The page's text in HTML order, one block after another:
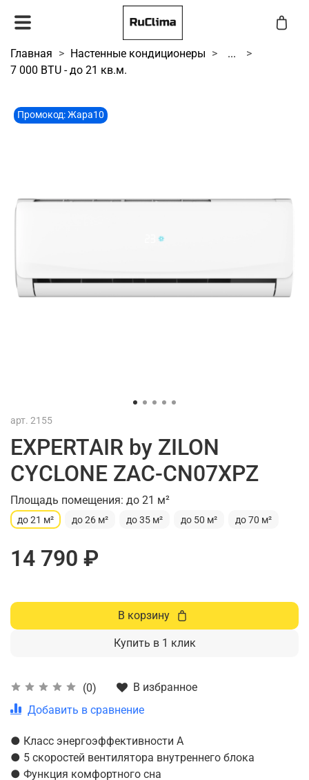
Главная Настенные кондиционеры
...
7 000 BTU - до 21 кв.м.
Промокод: Жара10
арт. 2155
EXPERTAIR by ZILON
CYCLONE ZAC-CN07XPZ
Площадь помещения: до 21 м²
до 21 м² до 26 м² до 35 м² до 50 м² до 70 м²
(0)
В избранное
Добавить в сравнение
14 790 ₽
В корзину
Купить в 1 клик
● Класс энергоэффективности А
● 5 скоростей вентилятора внутреннего блока
● Функция комфортного сна